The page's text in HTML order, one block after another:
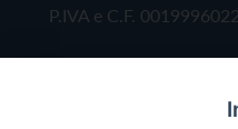
P.IVA e C.F.